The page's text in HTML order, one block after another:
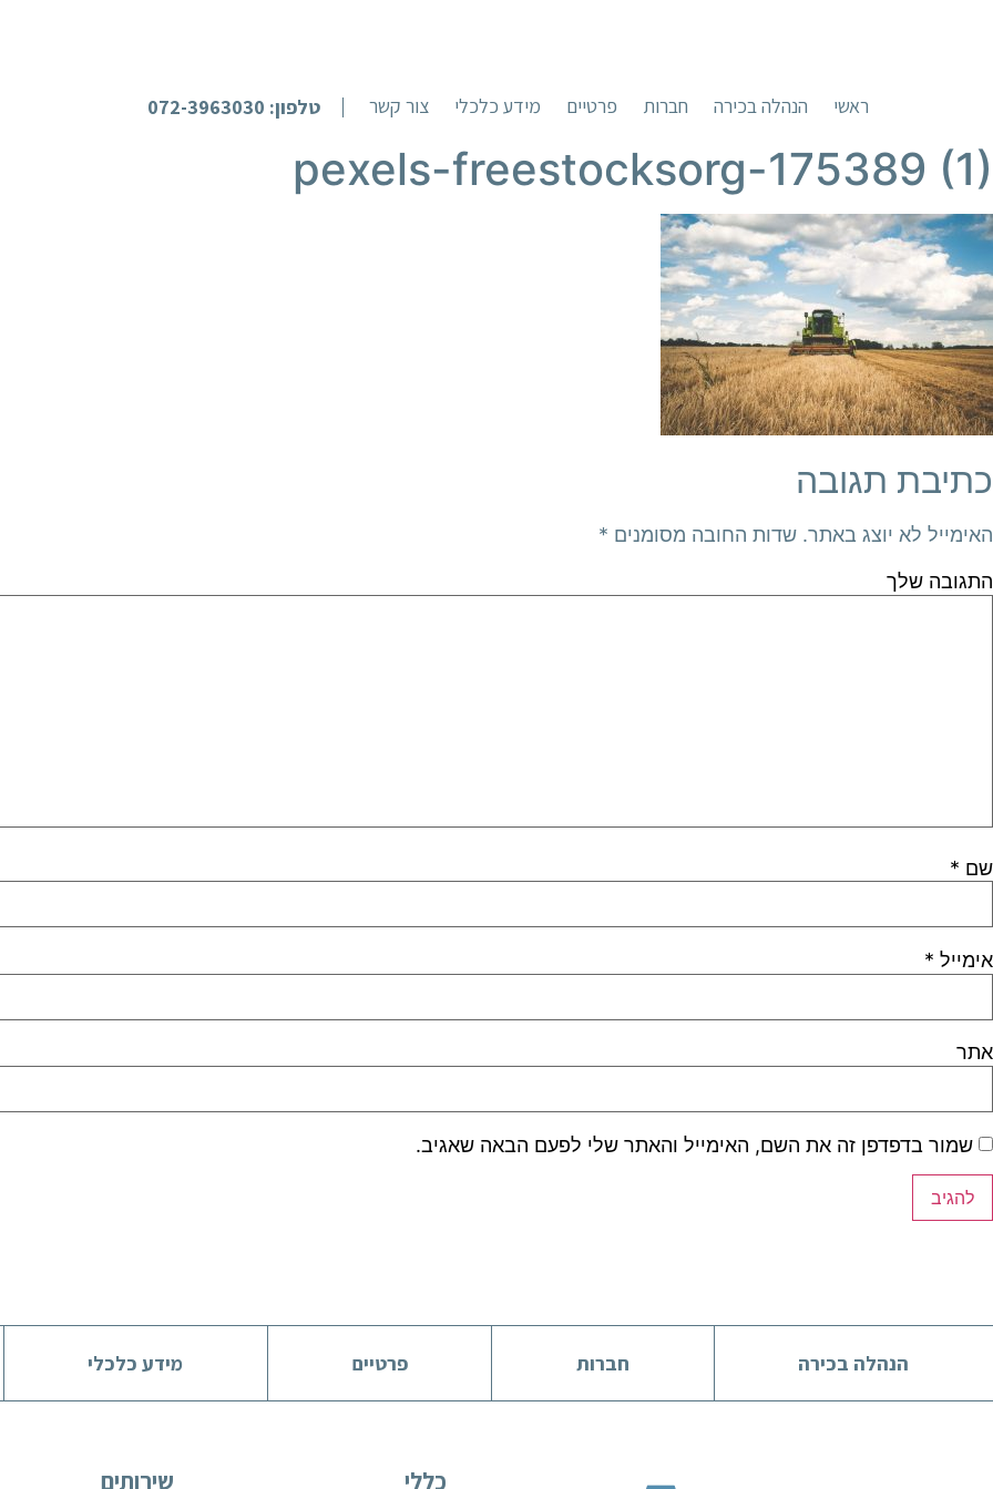
ראשי הנהלה בכירה חברות פרטיים מידע כלכלי צור קשר טלפון: 072-3963030
pexels-freestocksorg-175389 (1)
כתיבת תגובה
האימייל לא יוצג באתר. שדות החובה מסומנים *
התגובה שלך
שם *
אימייל *
אתר
שמור בדפדפן זה את השם, האימייל והאתר שלי לפעם הבאה שאגיב.
הנהלה בכירה חברות פרטיים מידע כלכלי
כללי שירותים